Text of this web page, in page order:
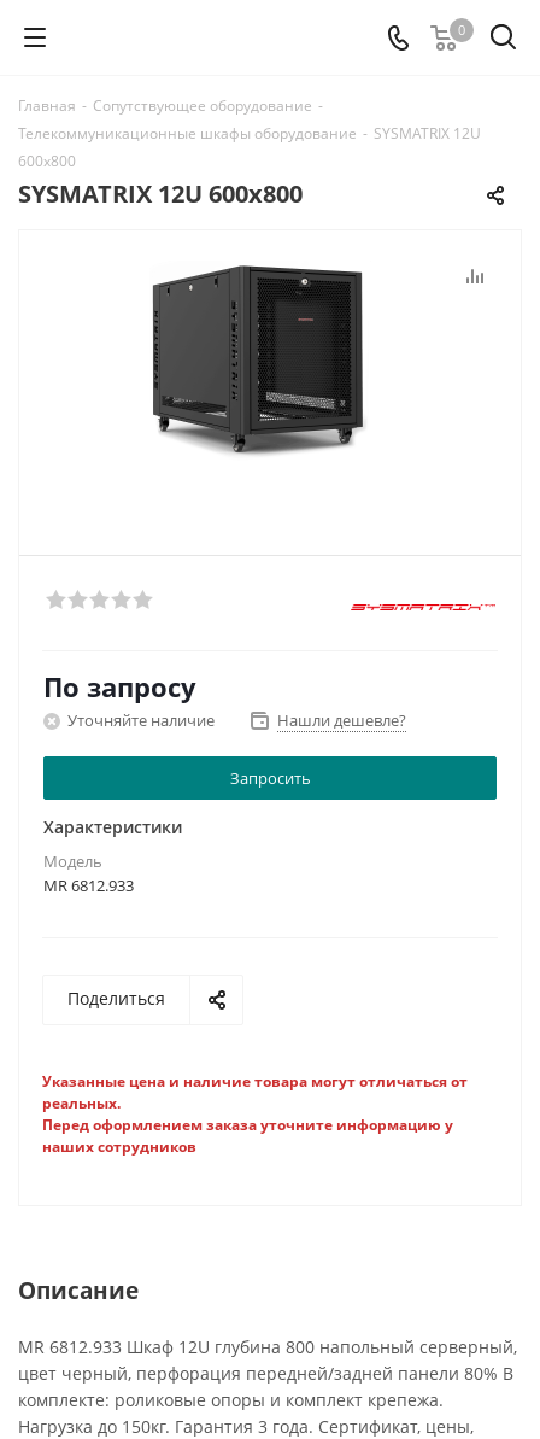
0
Главная - Сопутствующее оборудование -
Телекоммуникационные шкафы оборудование - SYSMATRIX 12U
600x800
SYSMATRIX 12U 600x800
По запросу
Уточняйте наличие Нашли дешевле?
Запросить
Характеристики
Модель
MR 6812.933
Поделиться
Указанные цена и наличие товара могут отличаться от
реальных.
Перед оформлением заказа уточните информацию у
наших сотрудников
Описание
MR 6812.933 Шкаф 12U глубина 800 напольный серверный,
цвет черный, перфорация передней/задней панели 80% В
комплекте: роликовые опоры и комплект крепежа.
Нагрузка до 150кг. Гарантия 3 года. Сертификат, цены,